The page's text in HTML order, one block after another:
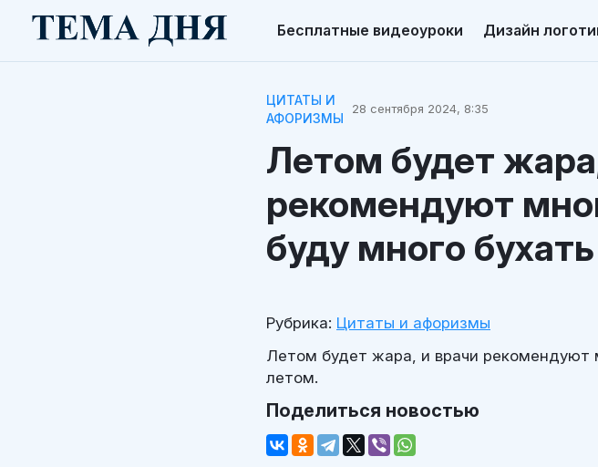
Бесплатные видеоуроки Дизайн
ЦИТАТЫ И
АФОРИЗМЫ
28 сентября 2024, 8:35
Летом будет
рекомендуют
буду много
Рубрика: Цитаты и афоризмы
Летом будет жара, и врачи рекомендуют
летом.
Поделиться новостью